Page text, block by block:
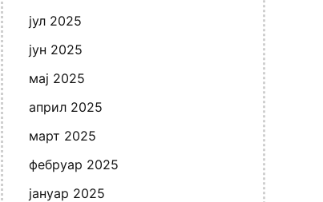
јул 2025
јун 2025
мај 2025
април 2025
март 2025
фебруар 2025
јануар 2025